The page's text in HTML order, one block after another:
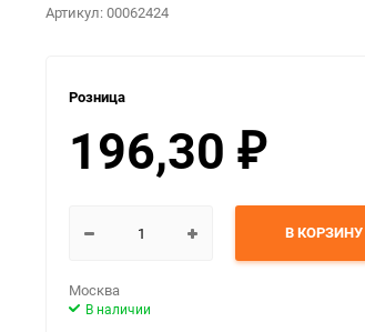
Артикул:00062424
Розница
196,30 ₽
В КОРЗИНУ
Москва
В наличии